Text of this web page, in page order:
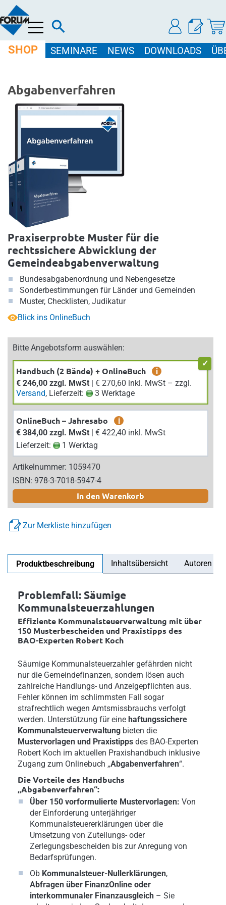
Menü
SHOP SEMINARE NEWS DOWNLOADS
Abgabenverfahren
Praxiserprobte Muster für die
rechtssichere Abwicklung der
Gemeindeabgabenverwaltung
Bundesabgabenordnung und Nebengesetze
Sonderbestimmungen für Länder und Gemeinden
Muster, Checklisten, Judikatur
Blick ins OnlineBuch
Bitte Angebotsform auswählen:
Handbuch (2 Bände) + OnlineBuch
i
€ 246,00 zzgl. MwSt
| € 270,60 inkl. MwSt – zzgl.
Versand, Lieferzeit: 3 Werktage
OnlineBuch – Jahresabo
i
€ 384,00 zzgl. MwSt
| € 422,40 inkl. MwSt
Lieferzeit:
1 Werktag
Artikelnummer: 1059470
ISBN: 978-3-7018-5947-4
In den Warenkorb
Zur Merkliste hinzufügen
Produktbeschreibung Inhaltsübersicht Autoren
Problemfall: Säumige
Kommunalsteuerzahlungen
Effiziente Kommunalsteuerverwaltung mit über
150 Musterbescheiden und Praxistipps des
BAO-Experten Robert Koch
Säumige Kommunalsteuerzahler gefährden nicht
nur die Gemeindefinanzen, sondern lösen auch
zahlreiche Handlungs- und Anzeigepflichten aus.
Fehler können im schlimmsten Fall sogar
strafrechtlich wegen Amtsmissbrauchs verfolgt
werden. Unterstützung für eine haftungssichere
Kommunalsteuerverwaltung bieten die
Mustervorlagen und Praxistipps des BAO-Experten
Robert Koch im aktuellen Praxishandbuch inklusive
Zugang zum Onlinebuch „Abgabenverfahren“.
Die Vorteile des Handbuchs
„Abgabenverfahren“:
Über 150 vorformulierte Mustervorlagen: Von
der Einforderung unterjähriger
Kommunalsteuererklärungen über die
Umsetzung von Zuteilungs- oder
Zerlegungsbescheiden bis zur Anregung von
Bedarfsprüfungen.
Ob Kommunalsteuer-Nullerklärungen,
Abfragen über FinanzOnline oder
interkommunaler Finanzausgleich – Sie